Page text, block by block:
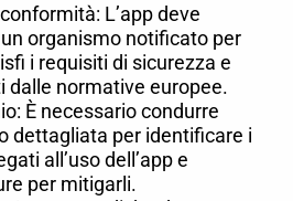
L’app deve
organismo notificato per
i requisiti di sicurezza e
dalle normative europee.
È necessario condurre
dettagliata per identificare i
all’uso dell’app e
per mitigarli.